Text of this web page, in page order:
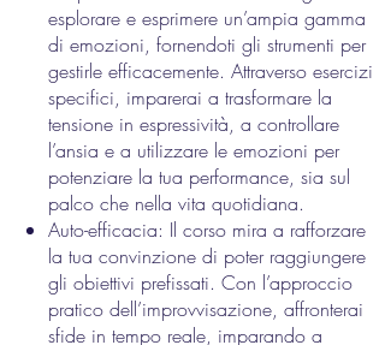
esplorare e esprimere un’ampia gamma
di emozioni, fornendoti gli strumenti per
gestirle efficacemente. Attraverso esercizi
specifici, imparerai a trasformare la
tensione in espressività, a controllare
l’ansia e a utilizzare le emozioni per
potenziare la tua performance, sia sul
palco che nella vita quotidiana.
Auto-efficacia: Il corso mira a rafforzare
la tua convinzione di poter raggiungere
gli obiettivi prefissati. Con l’approccio
pratico dell’improvvisazione, affronterai
sfide in tempo reale, imparando a